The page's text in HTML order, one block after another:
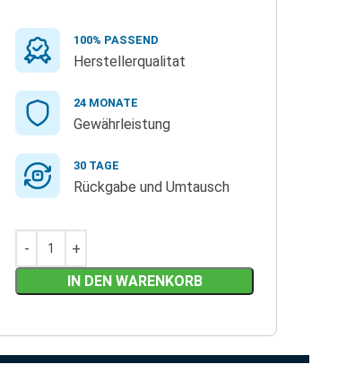
100% PASSEND
Herstellerqualitat
24 MONATE
Gewährleistung
30 TAGE
Rückgabe und Umtausch
IN DEN WARENKORB